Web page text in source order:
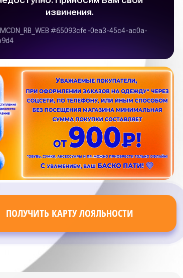
ПОЛУЧИТЬ КАРТУ ЛОЯЛЬНОСТИ